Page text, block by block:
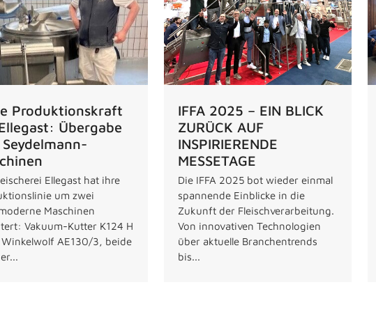
Produktionskraft
Übergabe
Ellegast hat ihre
um zwei
Maschinen
Vakuum-Kutter K124 H
AE130/3, beide
IFFA 2025 – EIN BLICK
ZURÜCK AUF
INSPIRIERENDE
MESSETAGE
Die IFFA 2025 bot wieder einmal
spannende Einblicke in die
Zukunft der Fleischverarbeitung.
Von innovativen Technologien
über aktuelle Branchentrends
bis...